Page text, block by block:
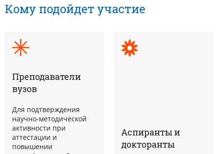
Кому подойдет участие
Преподаватели
вузов
Для подтверждения
научно-методической
активности при
аттестации и
повышении
Аспиранты и
докторанты